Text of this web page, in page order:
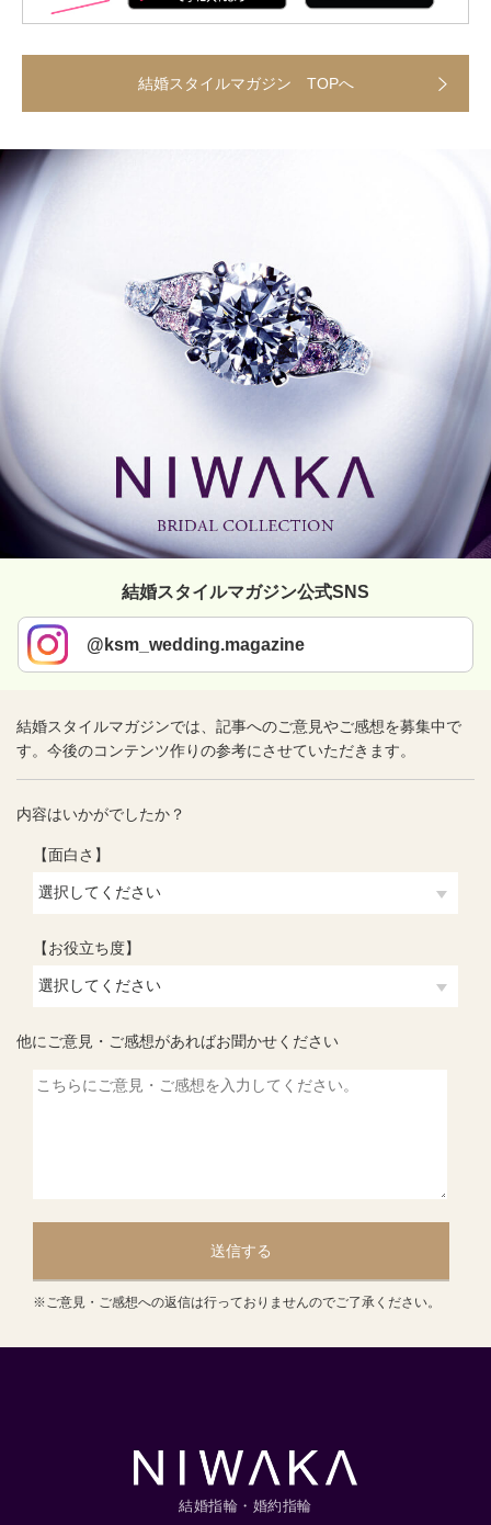
結婚スタイルマガジン TOPへ
結婚スタイルマガジン公式SNS
@ksm_wedding.magazine
結婚スタイルマガジンでは、記事へのご意見やご感想を募集中で
す。今後のコンテンツ作りの参考にさせていただきます。
内容はいかがでしたか？
【面白さ】
【お役立ち度】
他にご意見・ご感想があればお聞かせください
送信する
※ご意見・ご感想への返信は行っておりませんのでご了承ください。
結婚指輪・婚約指輪